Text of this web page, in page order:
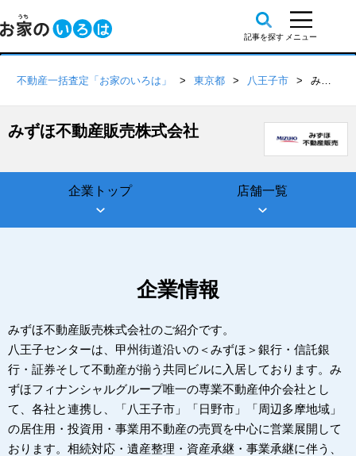
不動産一括査定「お家のいろは」 東京都 八王子市 みずほ不動産販売株式会社
みずほ不動産販売株式会社
企業トップ 店舗一覧
企業情報
みずほ不動産販売株式会社のご紹介です。
八王子センターは、甲州街道沿いの＜みずほ＞銀行・信託銀
行・証券そして不動産が揃う共同ビルに入居しております。み
ずほフィナンシャルグループ唯一の専業不動産仲介会社とし
て、各社と連携し、「八王子市」「日野市」「周辺多摩地域」
の居住用・投資用・事業用不動産の売買を中心に営業展開して
おります。相続対応・遺産整理・資産承継・事業承継に伴う、